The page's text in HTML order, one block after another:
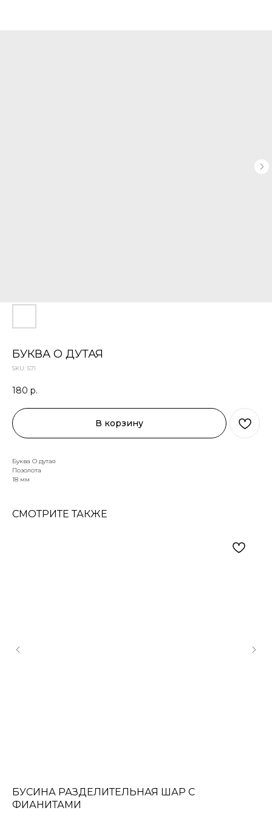
БУКВА O ДУТАЯ
SKU: 57I
180 р.
В корзину
Буква O дутая
Позолота
18 мм
СМОТРИТЕ ТАКЖЕ
БУСИНА РАЗДЕЛИТЕЛЬНАЯ ШАР С
ФИАНИТАМИ